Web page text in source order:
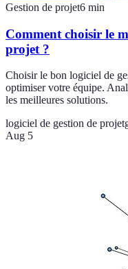
Gestion de projet6 min
Comment choisir le
projet ?
Choisir le bon logiciel de
optimiser votre équipe.
les meilleures solutions.
logiciel de gestion de projet
Aug 5